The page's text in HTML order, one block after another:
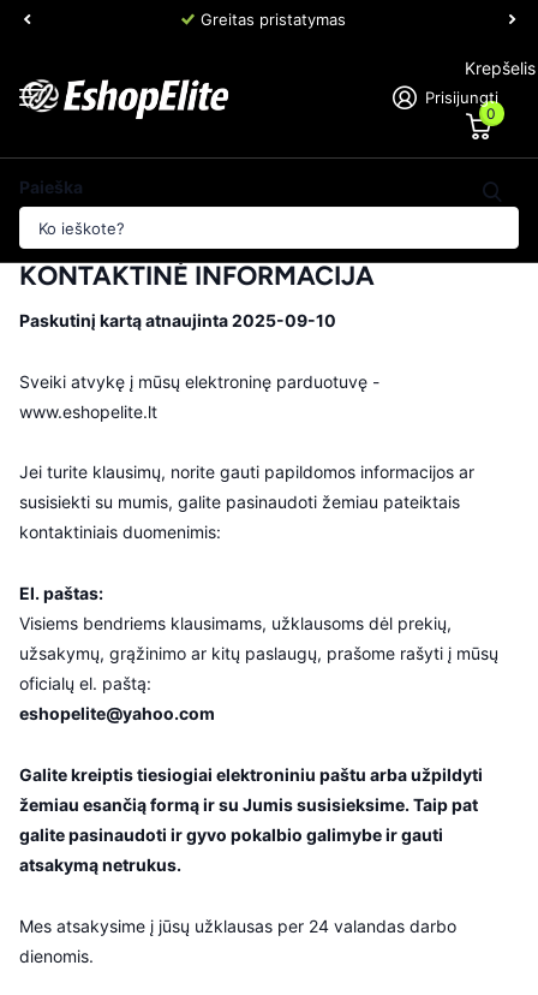
Greitas pristatymas
Paieška
Prisijungti
Krepšelis
0
Pagrindinis puslapis
KONTAKTINĖ INFORMACIJA
Paskutinį kartą atnaujinta 2025-09-10
Sveiki atvykę į mūsų elektroninę parduotuvę -
www.eshopelite.lt
Jei turite klausimų, norite gauti papildomos informacijos ar
susisiekti su mumis, galite pasinaudoti žemiau pateiktais
kontaktiniais duomenimis:
El. paštas:
Visiems bendriems klausimams, užklausoms dėl prekių,
užsakymų, grąžinimo ar kitų paslaugų, prašome rašyti į mūsų
oficialų el. paštą:
eshopelite@yahoo.com
Galite kreiptis tiesiogiai elektroniniu paštu arba užpildyti
žemiau esančią formą ir su Jumis susisieksime. Taip pat
galite pasinaudoti ir gyvo pokalbio galimybe ir gauti
atsakymą netrukus.
Mes atsakysime į jūsų užklausas per 24 valandas darbo
dienomis.